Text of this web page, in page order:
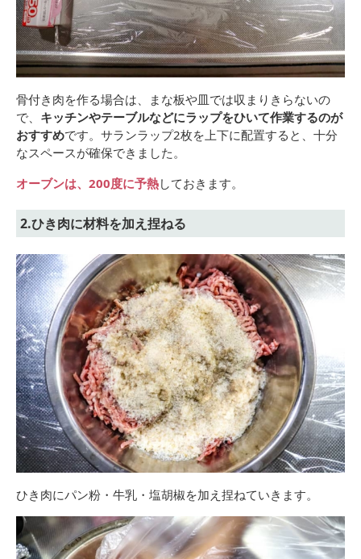
骨付き肉を作る場合は、まな板や皿では収まりきらないの
で、 キッチンやテーブルなどにラップをひいて作業するのが
おすすめです。サランラップ2枚を上下に配置すると、十分
なスペースが確保できました。
オーブンは、200度に予熱しておきます。
2.ひき肉に材料を加え捏ねる
ひき肉にパン粉・牛乳・塩胡椒を加え捏ねていきます。